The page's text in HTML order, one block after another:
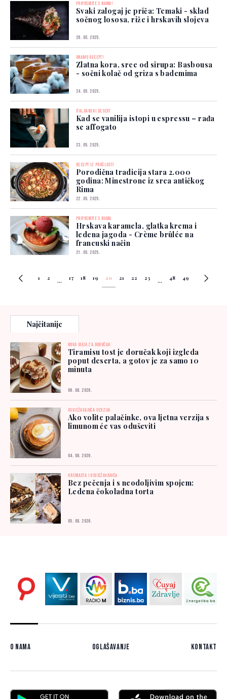
PRIPREMITE S NAMA!
Svaki zalogaj je priča: Temaki - sklad
sočnog lososa, riže i hrskavih slojeva
26. 05. 2025.
IMAMO RECEPT!
Zlatna kora, srce od sirupa: Basbousa
- sočni kolač od griza s bademima
24. 05. 2025.
ITALIJANSKI DESERT
Kad se vanilija istopi u espressu – rađa
se affogato
23. 05. 2025.
RECEPT IZ PROŠLOSTI
Porodična tradicija stara 2.000
godina: Minestrone iz srca antičkog
Rima
22. 05. 2025.
PRIPREMITE S NAMA
Hrskava karamela, glatka krema i
ledena jagoda - Crème brûlée na
francuski način
21. 05. 2025.
1 2 ... 17 18 19 20 21 22 23 ... 48 49
Najčitanije
NOVA IDEJA ZA DORUČAK
Tiramisu tost je doručak koji izgleda
poput deserta, a gotov je za samo 10
minuta
06. 08. 2026.
OSVJEŽAVAJUĆA VERZIJA
Ako volite palačinke, ova ljetna verzija s
limunom će vas oduševiti
04. 08. 2026.
KREMASTA I OSVJEŽAVAJUĆA
Bez pečenja i s neodoljivim spojem:
Ledena čokoladna torta
05. 08. 2026.
O nama Oglašavanje Kontakt